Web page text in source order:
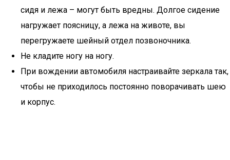
сидя и лежа – могут быть вредны. Долгое сидение
нагружает поясницу, а лежа на животе, вы
перегружаете шейный отдел позвоночника.
Не кладите ногу на ногу.
При вождении автомобиля настраивайте зеркала так,
чтобы не приходилось постоянно поворачивать шею
и корпус.